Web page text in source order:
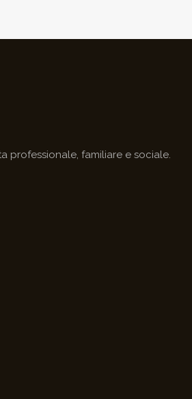
professionale, familiare e sociale.